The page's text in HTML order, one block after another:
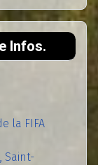
Infos.
la FIFA
Saint-